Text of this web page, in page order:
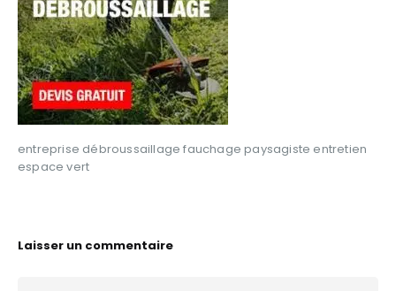
entreprise débroussaillage fauchage paysagiste entretien
espace vert
Laisser un commentaire